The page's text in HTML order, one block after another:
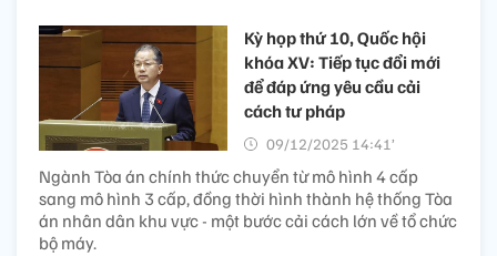
Kỳ họp thứ 10, Quốc hội
khóa XV: Tiếp tục đổi mới
để đáp ứng yêu cầu cải
cách tư pháp
09/12/2025 14:41’
Ngành Tòa án chính thức chuyển từ mô hình 4 cấp
sang mô hình 3 cấp, đồng thời hình thành hệ thống Tòa
án nhân dân khu vực - một bước cải cách lớn về tổ chức
bộ máy.